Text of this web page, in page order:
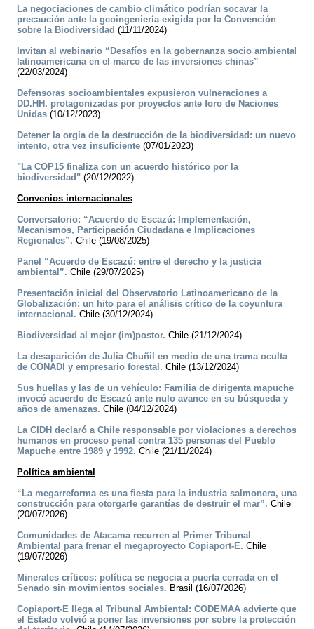
La negociaciones de cambio climático podrían socavar la
precaución ante la geoingeniería exigida por la Convención
sobre la Biodiversidad (11/11/2024)
Invitan al webinario “Desafíos en la gobernanza socio ambiental
latinoamericana en el marco de las inversiones chinas”
(22/03/2024)
Defensoras socioambientales expusieron vulneraciones a
DD.HH. protagonizadas por proyectos ante foro de Naciones
Unidas (10/12/2023)
Detener la orgía de la destrucción de la biodiversidad: un nuevo
intento, otra vez insuficiente (07/01/2023)
"La COP15 finaliza con un acuerdo histórico por la
biodiversidad" (20/12/2022)
Convenios internacionales
Conversatorio: “Acuerdo de Escazú: Implementación,
Mecanismos, Participación Ciudadana e Implicaciones
Regionales”. Chile (19/08/2025)
Panel “Acuerdo de Escazú: entre el derecho y la justicia
ambiental”. Chile (29/07/2025)
Presentación inicial del Observatorio Latinoamericano de la
Globalización: un hito para el análisis crítico de la coyuntura
internacional. Chile (30/12/2024)
Biodiversidad al mejor (im)postor. Chile (21/12/2024)
La desaparición de Julia Chuñil en medio de una trama oculta
de CONADI y empresario forestal. Chile (13/12/2024)
Sus huellas y las de un vehículo: Familia de dirigenta mapuche
invocó acuerdo de Escazú ante nulo avance en su búsqueda y
años de amenazas. Chile (04/12/2024)
La CIDH declaró a Chile responsable por violaciones a derechos
humanos en proceso penal contra 135 personas del Pueblo
Mapuche entre 1989 y 1992. Chile (21/11/2024)
Política ambiental
“La megarreforma es una fiesta para la industria salmonera, una
construcción para otorgarle garantías de destruir el mar”. Chile
(20/07/2026)
Comunidades de Atacama recurren al Primer Tribunal
Ambiental para frenar el megaproyecto Copiaport-E. Chile
(19/07/2026)
Minerales críticos: política se negocia a puerta cerrada en el
Senado sin movimientos sociales. Brasil (16/07/2026)
Copiaport-E llega al Tribunal Ambiental: CODEMAA advierte que
el Estado volvió a poner las inversiones por sobre la protección